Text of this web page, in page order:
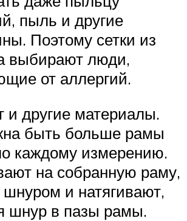
пыль и другие
Поэтому сетки из
выбирают люди,
от аллергий.
другие материалы.
быть больше рамы
каждому измерению.
на собранную раму,
и натягивают,
шнур в пазы рамы.